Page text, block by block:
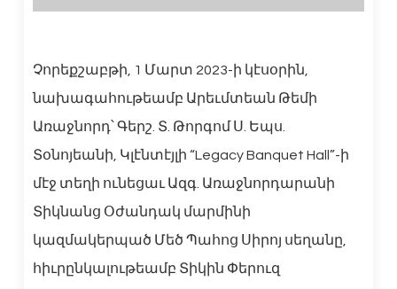
Չորեքշաբթի, 1 Մարտ 2023-ի կէսօրին,
նախագահութեամբ Արեւմտեան Թեմի
Առաջնորդ՝ Գերշ. Տ. Թորգոմ Ս. Եպս.
Տօնոյեանի, Կլէնտէյլի “Legacy Banquet Hall”-ի
մէջ տեղի ունեցաւ Ազգ. Առաջնորդարանի
Տիկնանց Օժանդակ մարմինի
կազմակերպած Մեծ Պահոց Սիրոյ սեղանը,
հիւրընկալութեամբ Տիկին Փերուզ